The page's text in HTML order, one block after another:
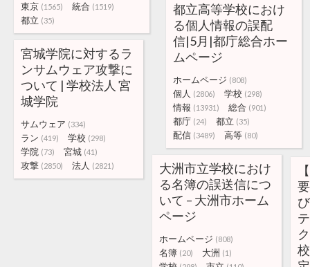
東京 (1565) 統合 (1519)
都立 (35)
都立高等学校におけ
る個人情報の誤配
信|5月|都庁総合ホー
ムページ
ホームページ (808)
個人 (2806) 学校 (298)
情報 (13931) 総合 (901)
都庁 (24) 都立 (35)
配信 (3489) 高等 (80)
宮城学院に対するラ
ンサムウェア攻撃に
ついて | 学校法人 宮
城学院
サムウェア (334)
ラン (419) 学校 (298)
学院 (73) 宮城 (41)
攻撃 (2850) 法人 (2821)
大洲市立学校におけ
る名簿の誤送信につ
いて – 大洲市ホーム
ページ
ホームページ (808)
名簿 (20) 大洲 (1)